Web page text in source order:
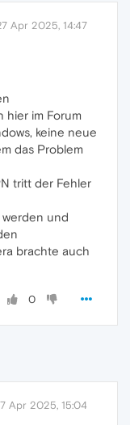
Apr 2025, 14:47
hier im Forum
keine neue
das Problem
tritt der Fehler
und
brachte auch
0
Apr 2025, 15:04